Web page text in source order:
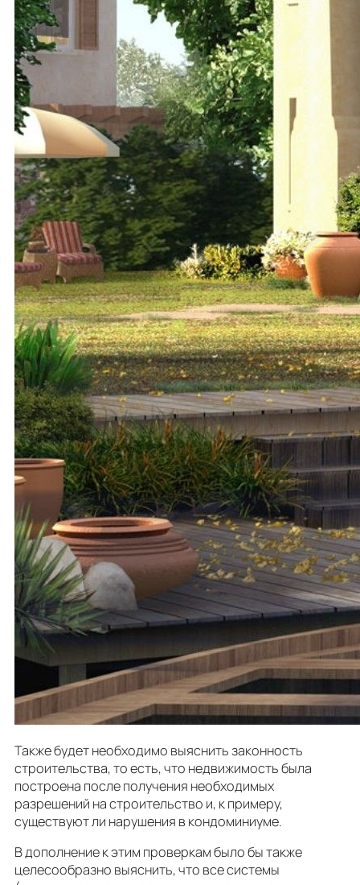
Также будет необходимо выяснить законность
строительства, то есть, что недвижимость была
построена после получения необходимых
разрешений на строительство и, к примеру,
существуют ли нарушения в кондоминиуме.
В дополнение к этим проверкам было бы также
целесообразно выяснить, что все системы